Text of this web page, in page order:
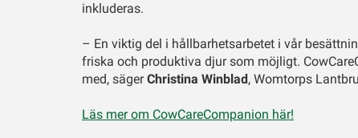
inkluderas.
– En viktig del i hållbarhetsarbetet i vår
friska och produktiva djur som möjligt.
med, sägerChristina Winblad , Womtorps
Läs mer om CowCareCompanion här!